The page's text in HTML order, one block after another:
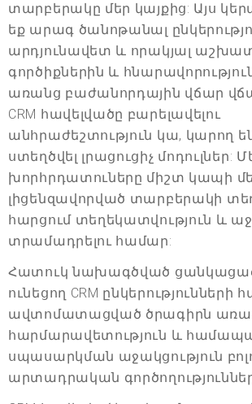
տարբերակը մեր կայքից: Այս
եք արագ ծանոթանալ
արդյունավետ և որակյալ
գործիքներին և
առանց բաժանորդային վճար
CRM հավելվածը բարելավելու
անհրաժեշտություն կա, կարող
ստեղծվել լրացուցիչ մոդուլներ:
խորհրդատուները միշտ կապի
լիցենզավորված տարբերակի
հարցում տեղեկատվություն և
տրամադրելու համար:
Հատուկ նախագծված ցանկացած
ունեցող CRM ընկերությունների
ավտոմատացված ծրագիրն
հարմարավետություն և
սպասարկման աջակցություն
արտադրական